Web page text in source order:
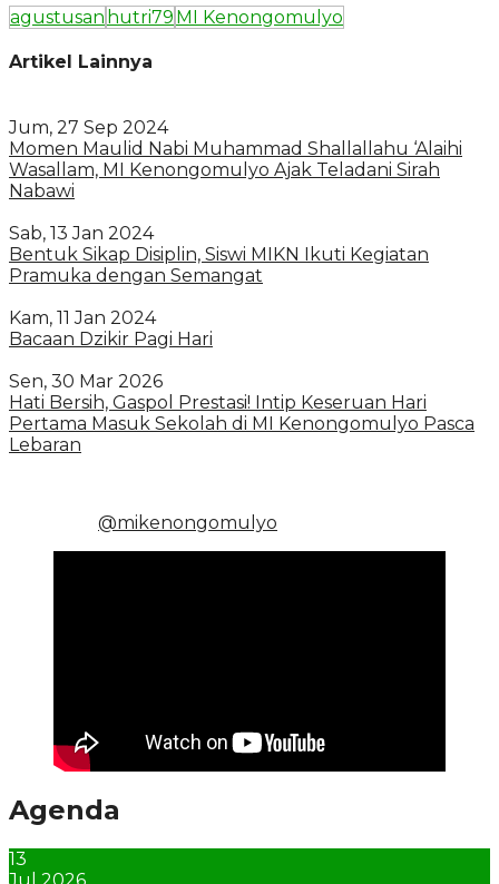
agustusan hutri79 MI Kenongomulyo
Artikel Lainnya
Jum, 27 Sep 2024
Momen Maulid Nabi Muhammad Shallallahu ‘Alaihi
Wasallam, MI Kenongomulyo Ajak Teladani Sirah
Nabawi
Sab, 13 Jan 2024
Bentuk Sikap Disiplin, Siswi MIKN Ikuti Kegiatan
Pramuka dengan Semangat
Kam, 11 Jan 2024
Bacaan Dzikir Pagi Hari
Sen, 30 Mar 2026
Hati Bersih, Gaspol Prestasi! Intip Keseruan Hari
Pertama Masuk Sekolah di MI Kenongomulyo Pasca
Lebaran
@mikenongomulyo
Agenda
13